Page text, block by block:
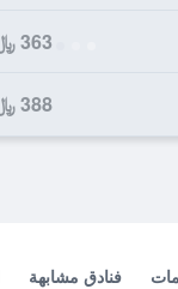
363 ﷼
388 ﷼
فنادق مشابهة